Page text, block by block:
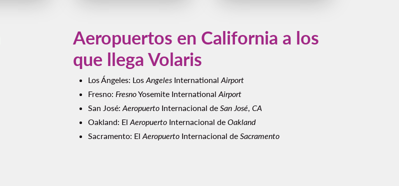
Aeropuertos en California a los
que llega Volaris
Los Ángeles: Los Angeles International Airport
Fresno: FresnoYosemite International Airport
San José: Aeropuerto Internacional de San José, CA
Oakland: El Aeropuerto Internacional de Oakland
Sacramento: El Aeropuerto Internacional de Sacramento